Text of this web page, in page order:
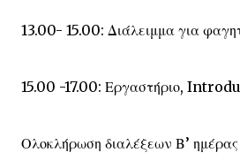
13.00- 15.00: Διάλειμμα για
15.00 -17.00: Εργαστήριο,
Ολοκλήρωση διαλέξεων Β’ ημέρας